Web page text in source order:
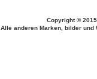
Copyright ©
Alle anderen Marken, bilder und